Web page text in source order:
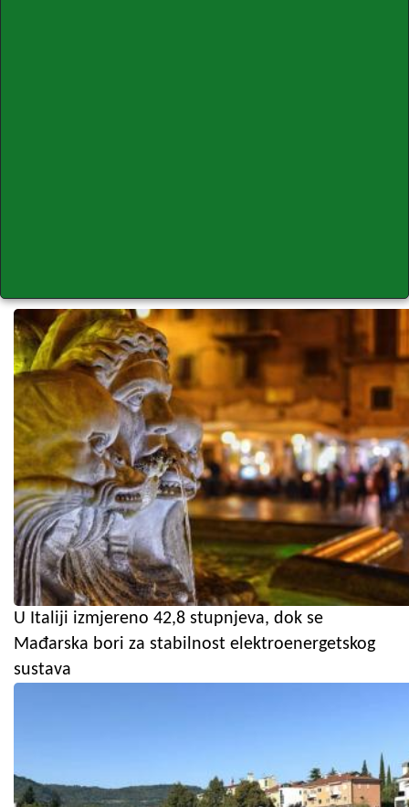
U Italiji izmjereno 42,8 stupnjeva, dok se
Mađarska bori za stabilnost elektroenergetskog
sustava